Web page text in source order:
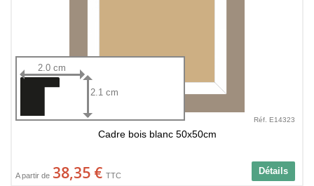
2.0 cm
2.1 cm
Réf. E14323
Cadre bois blanc 50x50cm
Détails
A partir de 38,35 € TTC